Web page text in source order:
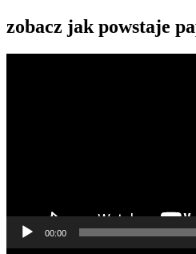
zobacz jak powstaje
00:00